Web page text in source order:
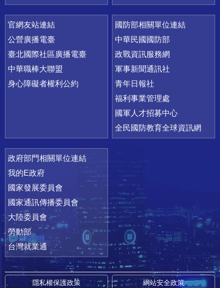
官網友站連結
公營廣播電臺
臺北國際社區廣播電臺
中華職棒大聯盟
身心障礙者權利公約
國防部相關單位連結
中華民國國防部
政戰資訊服務網
軍事新聞通訊社
青年日報社
福利事業管理處
國軍人才招募中心
全民國防教育全球資訊網
政府部門相關單位連結
我的E政府
國家發展委員會
國家通訊傳播委員會
大陸委員會
勞動部
台灣就業通
隱私權保護政策 網站安全政策